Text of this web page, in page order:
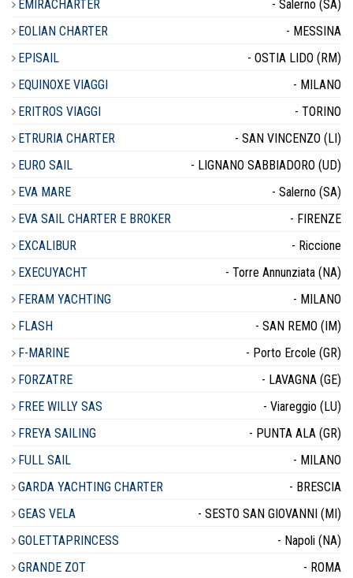
EMIRACHARTER
- Salerno (SA)
EOLIAN CHARTER
- MESSINA
EPISAIL
- OSTIA LIDO (RM)
EQUINOXE VIAGGI
- MILANO
ERITROS VIAGGI
- TORINO
ETRURIA CHARTER
- SAN VINCENZO (LI)
EURO SAIL
- LIGNANO SABBIADORO (UD)
EVA MARE
- Salerno (SA)
EVA SAIL CHARTER E BROKER
- FIRENZE
EXCALIBUR
- Riccione
EXECUYACHT
- Torre Annunziata (NA)
FERAM YACHTING
- MILANO
FLASH
- SAN REMO (IM)
F-MARINE
- Porto Ercole (GR)
FORZATRE
- LAVAGNA (GE)
FREE WILLY SAS
- Viareggio (LU)
FREYA SAILING
- PUNTA ALA (GR)
FULL SAIL
- MILANO
GARDA YACHTING CHARTER
- BRESCIA
GEAS VELA
- SESTO SAN GIOVANNI (MI)
GOLETTAPRINCESS
- Napoli (NA)
GRANDE ZOT
- ROMA